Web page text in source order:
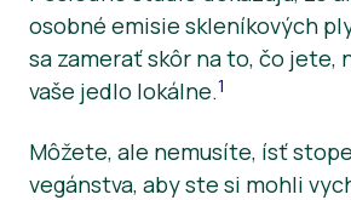
Nahláste nám podozrivý V-
Pre zákazníkov
Správy
Tlačové materiály
osobné emisie skleníkových
sa zamerať skôr na to, čo jete,
vaše jedlo lokálne.1
Môžete, ale nemusíte, ísť
vegánstva, aby ste si mohli